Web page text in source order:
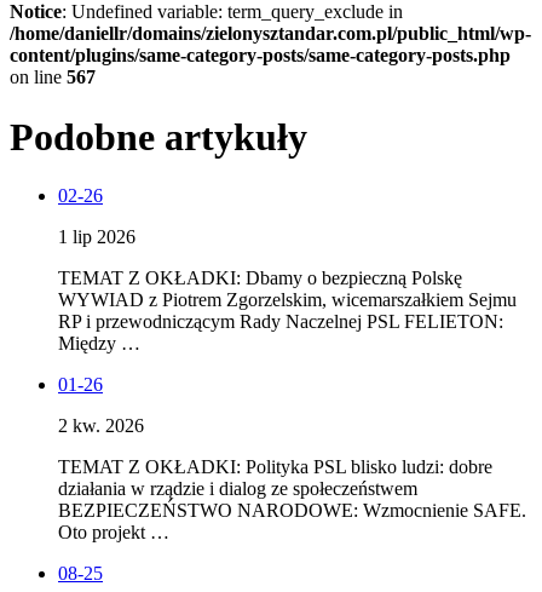
Notice: Undefined variable: term_query_exclude in
/home/daniellr/domains/zielonysztandar.com.pl/public_html/wp-
content/plugins/same-category-posts/same-category-posts.php
on line 567
Podobne artykuły
02-26
1 lip 2026
TEMAT Z OKŁADKI: Dbamy o bezpieczną Polskę
WYWIAD z Piotrem Zgorzelskim, wicemarszałkiem Sejmu
RP i przewodniczącym Rady Naczelnej PSL FELIETON:
Między …
01-26
2 kw. 2026
TEMAT Z OKŁADKI: Polityka PSL blisko ludzi: dobre
działania w rządzie i dialog ze społeczeństwem
BEZPIECZEŃSTWO NARODOWE: Wzmocnienie SAFE.
Oto projekt …
08-25